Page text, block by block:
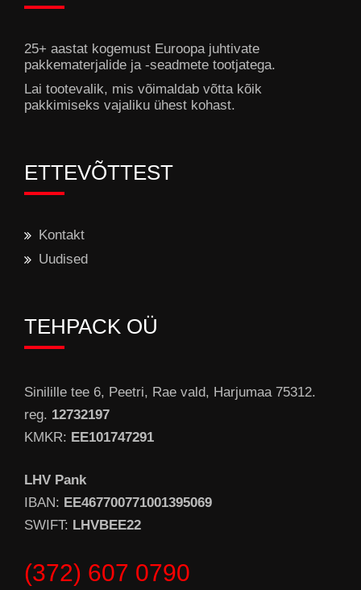
25+ aastat kogemust Euroopa juhtivate
pakkematerjalide ja -seadmete tootjatega.
Lai tootevalik, mis võimaldab võtta kõik
pakkimiseks vajaliku ühest kohast.
ETTEVÕTTEST
Kontakt
Uudised
TEHPACK OÜ
Sinilille tee 6, Peetri, Rae vald, Harjumaa 75312.
reg. 12732197
KMKR: EE101747291
LHV Pank
IBAN: EE467700771001395069
SWIFT: LHVBEE22
(372) 607 0790